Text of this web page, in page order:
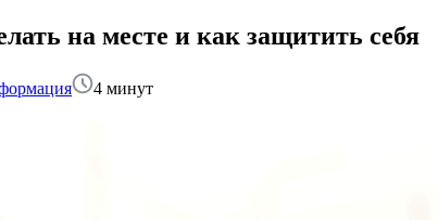
на месте и как защитить себя
4 минут